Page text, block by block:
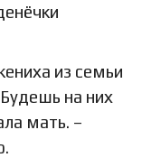
из семьи
на них
мать. –